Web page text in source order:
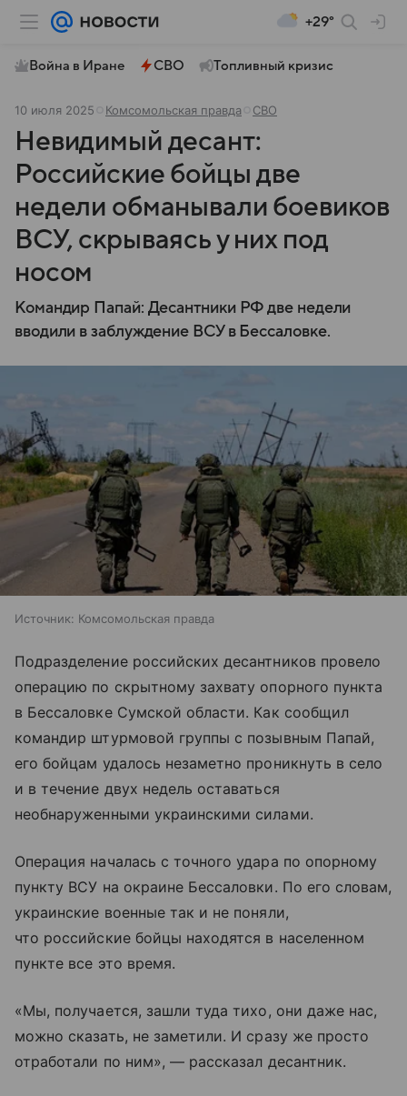
+29°
Война в Иране СВО Топливный кризис
10 июля 2025 Комсомольская правда СВО
Невидимый десант:
Российские бойцы две
недели обманывали боевиков
ВСУ, скрываясь у них под
носом
Командир Папай: Десантники РФ две недели
вводили в заблуждение ВСУ в Бессаловке.
Источник: Комсомольская правда
Подразделение российских десантников провело
операцию по скрытному захвату опорного пункта
в Бессаловке Сумской области. Как сообщил
командир штурмовой группы с позывным Папай,
его бойцам удалось незаметно проникнуть в село
и в течение двух недель оставаться
необнаруженными украинскими силами.
Операция началась с точного удара по опорному
пункту ВСУ на окраине Бессаловки. По его словам,
украинские военные так и не поняли,
что российские бойцы находятся в населенном
пункте все это время.
«Мы, получается, зашли туда тихо, они даже нас,
можно сказать, не заметили. И сразу же просто
отработали по ним», — рассказал десантник.